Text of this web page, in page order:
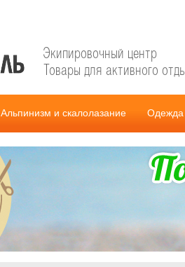
Экипировочный центр
Товары для активного
Альпинизм и скалолазание Одежда